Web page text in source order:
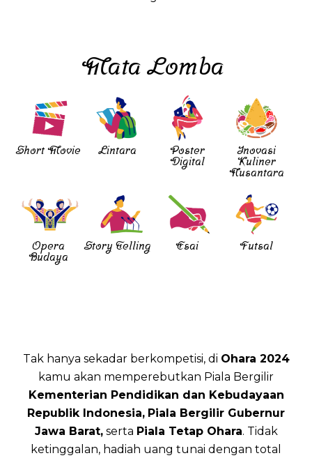
Mata Lomba
Short Movie Lintara
Poster
Digital
Inovasi
Kuliner
Nusantara
Opera
Budaya
Story Telling Esai Futsal
Tak hanya sekadar berkompetisi, di Ohara 2024
kamu akan memperebutkan Piala Bergilir
Kementerian Pendidikan dan Kebudayaan
Republik Indonesia, Piala Bergilir Gubernur
Jawa Barat,serta Piala Tetap Ohara. Tidak
ketinggalan, hadiah uang tunai dengan total